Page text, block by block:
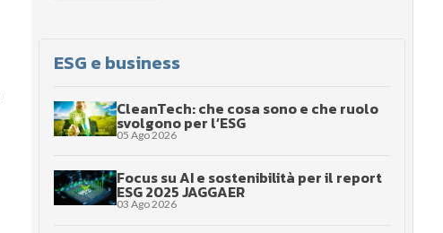
ESG e business
CleanTech: che cosa sono e che ruolo
svolgono per l’ESG
05 Ago 2026
Focus su AI e sostenibilità per il report
ESG 2025 JAGGAER
03 Ago 2026